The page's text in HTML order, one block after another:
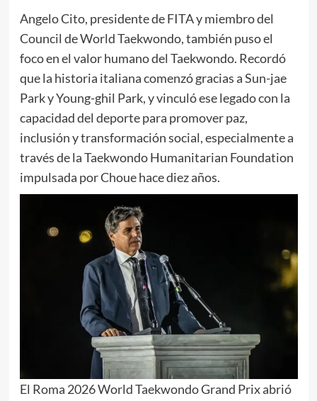
Angelo Cito, presidente de FITA y miembro del
Council de World Taekwondo, también puso el
foco en el valor humano del Taekwondo. Recordó
que la historia italiana comenzó gracias a Sun-jae
Park y Young-ghil Park, y vinculó ese legado con la
capacidad del deporte para promover paz,
inclusión y transformación social, especialmente a
través de la Taekwondo Humanitarian Foundation
impulsada por Choue hace diez años.
El Roma 2026 World Taekwondo Grand Prix abrió